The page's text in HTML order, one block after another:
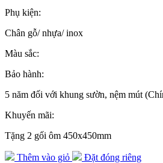
Phụ kiện:
Chân gỗ/ nhựa/ inox
Màu sắc:
Bảo hành:
5 năm đối với khung sườn, nệm mút
Khuyến mãi:
Tặng 2 gối ôm 450x450mm
Thêm vào giỏ Đặt đóng riêng